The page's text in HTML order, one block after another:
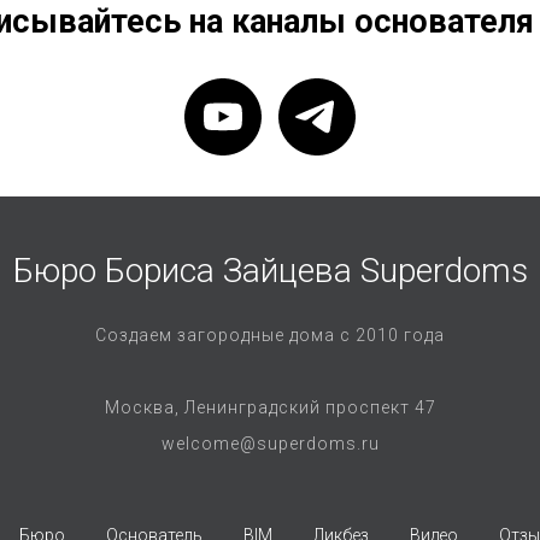
на каналы
Бюро Бориса Зайцева Superdoms
Создаем загородные дома с 2010 года
Москва, Ленинградский проспект 47
welcome@superdoms.ru
Бюро Основатель BIM Ликбез Видео